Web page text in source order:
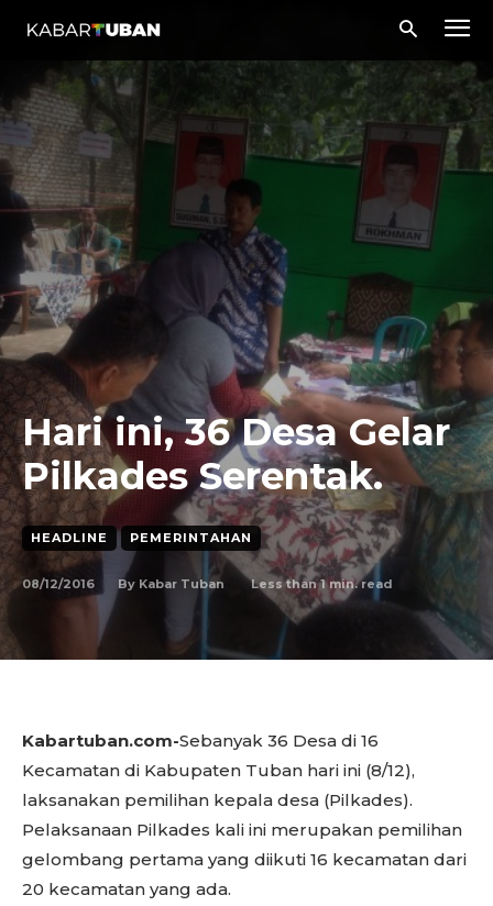
Hari ini, 36 Desa Gelar
Pilkades Serentak.
HEADLINE PEMERINTAHAN
08/12/2016 By Kabar Tuban Less than 1min. read
Kabartuban.com-Sebanyak 36 Desa di 16
Kecamatan di Kabupaten Tuban hari ini (8/12),
laksanakan pemilihan kepala desa (Pilkades).
Pelaksanaan Pilkades kali ini merupakan pemilihan
gelombang pertama yang diikuti 16 kecamatan dari
20 kecamatan yang ada.